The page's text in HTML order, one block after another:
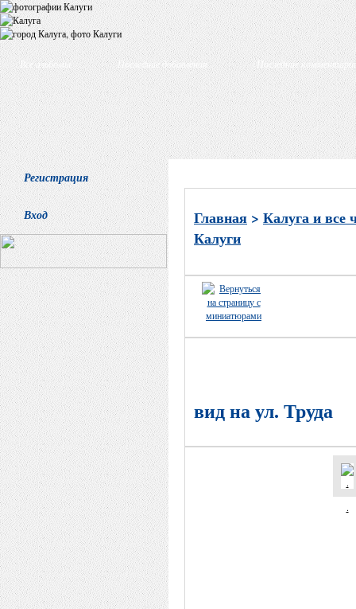
Все альбомы Последние добавления Последние
Регистрация
Вход Главная > Калуга и все
Калуги
вид на ул. Труда
.